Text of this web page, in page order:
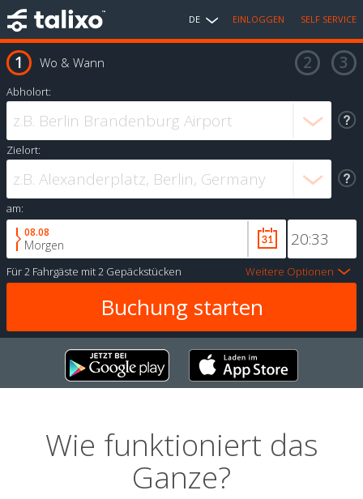
DE EINLOGGEN SELF SERVICE
Wo & Wann
Abholort:
Zielort:
am:
08.08
Morgen
Für2 Fahrgäste mit2 Gepäckstücken Weitere Optionen
Wie funktioniert das
Ganze?